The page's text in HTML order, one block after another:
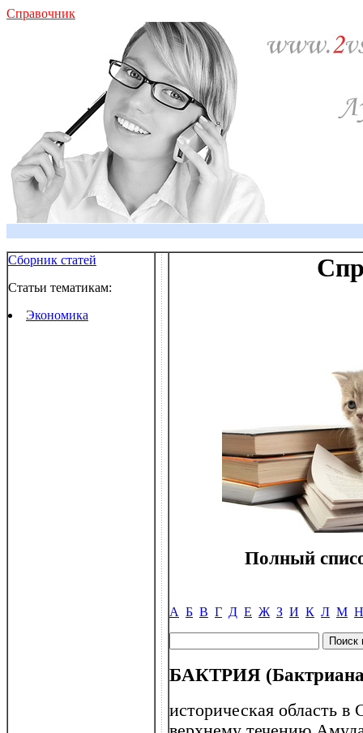
Справочник
Сборник статей
Статьи тематикам:
Экономика
Полный
А Б В Г Д Е Ж З И К Л М Н
БАКТРИЯ
историческая область